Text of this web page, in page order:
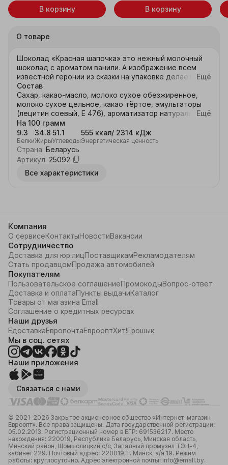
В корзину В корзину
О товаре
Шоколад «Красная шапочка» это нежный молочный
шоколад с ароматом ванили. А изображение всем
известной геронии из сказки на упаковке делает
этот шоколад особенно привелекательным для
детей.  Содержание какао-продуктов в шоколадной
Ещё
Состав
Сахар, какао-масло, молоко сухое обезжиренное,
молоко сухое цельное, какао тёртое, эмульгаторы
(лецитин соевый, Е 476), ароматизатор натуральный
«Ваниль». Содержит молочные продукты, лецитин
соевый. может содержать следы арахиса, орехов,
глютена. Содержание какао-продуктов в
шоколадной массе не менее 31.6%.
Ещё
На 100 грамм
9.3
Белки
34.8
Жиры
51.1
Углеводы
555 ккал/ 2314 кДж
Энергетическая ценность
Страна: Беларусь
Артикул: 25092
Все характеристики
Компания
О сервисеКонтактыНовостиВакансии
Сотрудничество
Доставка для юр.лицПоставщикамРекламодателям
Стать продавцомПродажа автомобилей
Покупателям
Пользовательское соглашениеПромокодыВопрос-ответ
Доставка и оплатаПункты выдачиКаталог
Товары от магазина Emall
Соглашение о кредитных ресурсах
Наши друзья
ЕдоставкаЕвропочтаЕврооптХит!Грошык
Мы в соц. сетях
Наши приложения
Связаться с нами
© 2021-2026 Закрытое акционерное общество «Интернет-магазин
Евроопт». Все права защищены. Дата государственной регистрации:
05.02.2013. Регистрационный номер в ЕГР: 691536217. Место
нахождения: 220019, Республика Беларусь, Минская область,
Минский район, Щомыслицкий с/с, Западный промузел ТЭЦ-4,
кабинет 229. Почтовый адрес: 220019, г. Минск, а/я 19. Режим
работы: круглосуточно. Адрес электронной почты: info@emall.by.